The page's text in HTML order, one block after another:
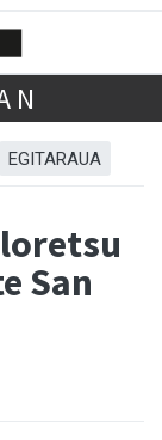
EGITARAUA
San